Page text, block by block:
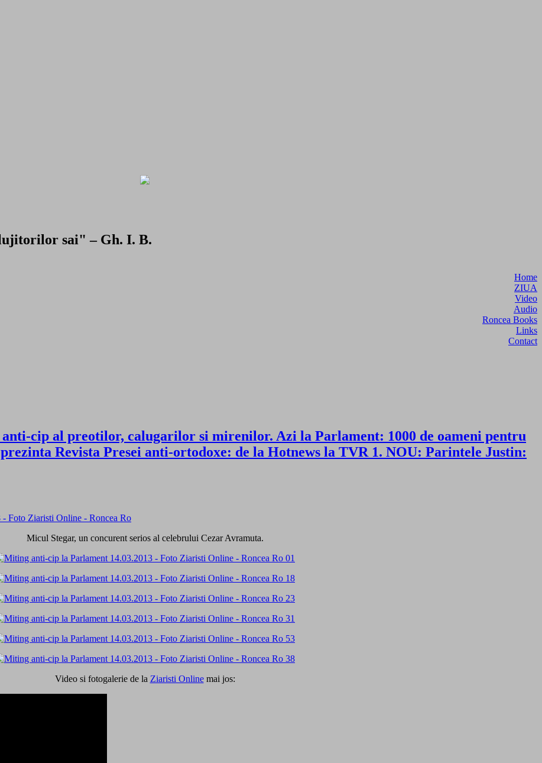
sai" – Gh. I. B.
Home
ZIUA
Video
Audio
Roncea Books
Links
Contact
cip al preotilor, calugarilor si mirenilor. Azi la Parlament: 1000 de oameni pentru
Revista Presei anti-ortodoxe: de la Hotnews la TVR 1. NOU: Parintele Justin:
Micul Stegar, un concurent serios al celebrului Cezar Avramuta.
Video si fotogalerie de la Ziaristi Onlinemai jos: